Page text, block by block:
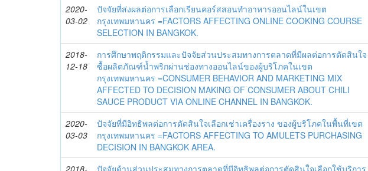
2020-
03-02
ปัจจัยที่ส่งผลต่อการเลือกเรียนคอร์สสอนทำอาหารออนไลน์ในเขต
กรุงเทพมหานคร =FACTORS AFFECTING ONLINE COOKING COURSE
SELECTION IN BANGKOK.
2018-
12-18
การศึกษาพฤติกรรมและปัจจัยส่วนประสมทางการตลาดที่มีผลต่อการตัดสินใจ
ซื้อผลิตภัณฑ์น้ำพริกผ่านช่องทางออนไลน์ของผู้บริโภคในเขต
กรุงเทพมหานคร =CONSUMER BEHAVIOR AND MARKETING MIX
AFFECTED TO DECISION MAKING OF CONSUMER ABOUT CHILI
SAUCE PRODUCT VIA ONLINE CHANNEL IN BANGKOK.
2020-
03-03
ปัจจัยที่มีอิทธิพลต่อการตัดสินใจเลือกเช่าเครื่องราง ของผู้บริโภคในพื้นที่เขต
กรุงเทพมหานคร =FACTORS AFFECTING TO AMULETS PURCHASING
DECISION IN BANGKOK AREA.
2018- ปัจจัยด้านส่วนประสมทางการตลาดที่มีอิทธิพลต่อการตัดสินใจเลือกใช้บริการ